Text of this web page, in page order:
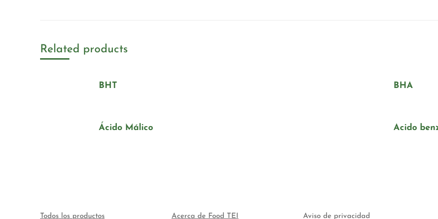
Related products
BHT BHA
Ácido Málico Acido
Todos los productos Acerca de Food TEI Aviso de privacidad